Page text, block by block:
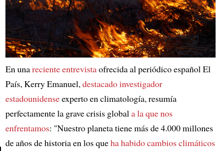
En unareciente entrevistaofrecida al periódico español El
País, Kerry Emanuel,destacado investigador
estadounidenseexperto en climatología, resumía
perfectamente la grave crisis globala la que nos
enfrentamos: "Nuestro planeta tiene más de 4.000 millones
de años de historia en los queha habido cambios climáticos